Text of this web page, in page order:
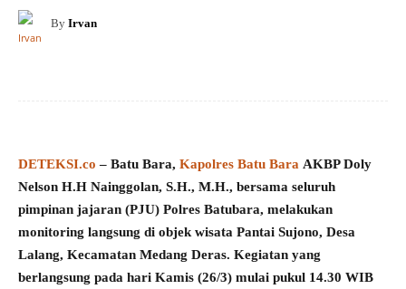
By Irvan
DETEKSI.co – Batu Bara, Kapolres Batu Bara AKBP Doly
Nelson H.H Nainggolan, S.H., M.H., bersama seluruh
pimpinan jajaran (PJU) Polres Batubara, melakukan
monitoring langsung di objek wisata Pantai Sujono, Desa
Lalang, Kecamatan Medang Deras. Kegiatan yang
berlangsung pada hari Kamis (26/3) mulai pukul 14.30 WIB